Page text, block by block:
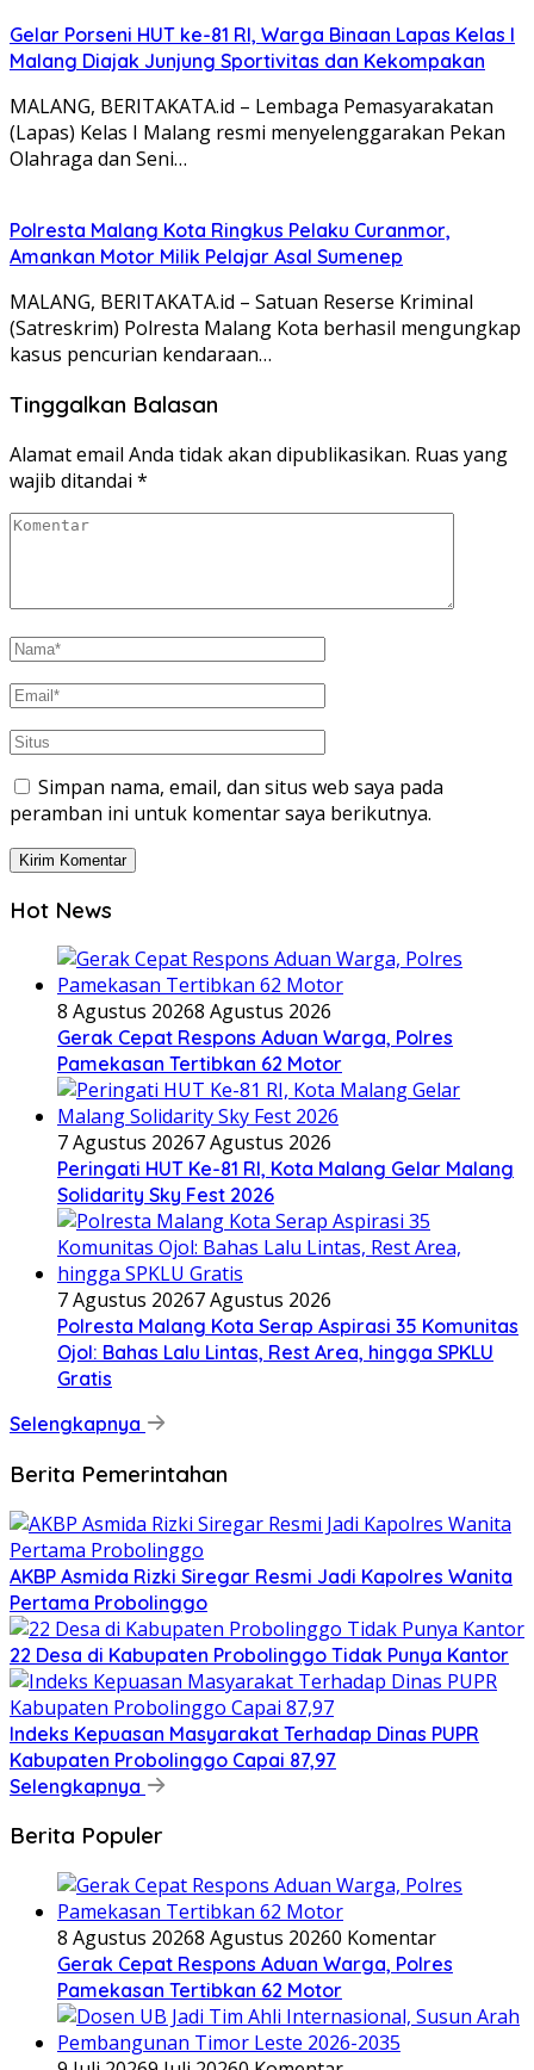
Gelar Porseni HUT ke-81 RI, Warga Binaan Lapas Kelas I
Malang Diajak Junjung Sportivitas dan Kekompakan
MALANG, BERITAKATA.id – Lembaga Pemasyarakatan
(Lapas) Kelas I Malang resmi menyelenggarakan Pekan
Olahraga dan Seni…
Polresta Malang Kota Ringkus Pelaku Curanmor,
Amankan Motor Milik Pelajar Asal Sumenep
MALANG, BERITAKATA.id – Satuan Reserse Kriminal
(Satreskrim) Polresta Malang Kota berhasil mengungkap
kasus pencurian kendaraan…
Tinggalkan Balasan
Alamat email Anda tidak akan dipublikasikan. Ruas yang
wajib ditandai *
Simpan nama, email, dan situs web saya pada
peramban ini untuk komentar saya berikutnya.
Hot News
8 Agustus 20268 Agustus 2026
Gerak Cepat Respons Aduan Warga, Polres
Pamekasan Tertibkan 62 Motor
7 Agustus 20267 Agustus 2026
Peringati HUT Ke-81 RI, Kota Malang Gelar Malang
Solidarity Sky Fest 2026
7 Agustus 20267 Agustus 2026
Polresta Malang Kota Serap Aspirasi 35 Komunitas
Ojol: Bahas Lalu Lintas, Rest Area, hingga SPKLU
Gratis
Selengkapnya
Berita Pemerintahan
AKBP Asmida Rizki Siregar Resmi Jadi Kapolres Wanita
Pertama Probolinggo
22 Desa di Kabupaten Probolinggo Tidak Punya Kantor
Indeks Kepuasan Masyarakat Terhadap Dinas PUPR
Kabupaten Probolinggo Capai 87,97
Selengkapnya
Berita Populer
8 Agustus 20268 Agustus 20260 Komentar
Gerak Cepat Respons Aduan Warga, Polres
Pamekasan Tertibkan 62 Motor